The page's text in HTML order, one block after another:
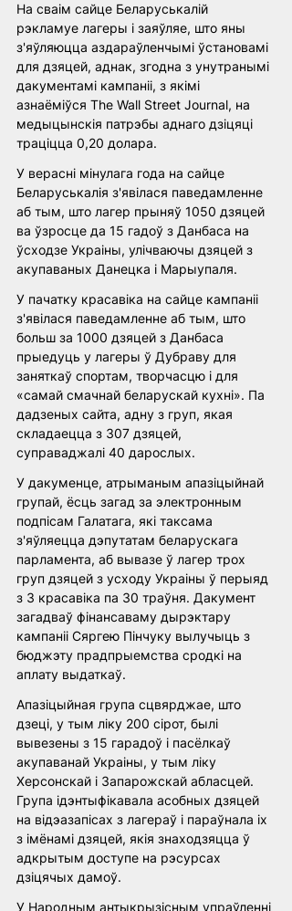
На сваім сайце Беларуськалій
рэкламуе лагеры і заяўляе, што яны
з'яўляюцца аздараўленчымі ўстановамі
для дзяцей, аднак, згодна з унутранымі
дакументамі кампаніі, з якімі
азнаёміўся The Wall Street Journal, на
медыцынскія патрэбы аднаго дзіцяці
траціцца 0,20 долара.
У верасні мінулага года на сайце
Беларуськалія з'явілася паведамленне
аб тым, што лагер прыняў 1050 дзяцей
ва ўзросце да 15 гадоў з Данбаса на
ўсходзе Украіны, улічваючы дзяцей з
акупаваных Данецка і Марыупаля.
У пачатку красавіка на сайце кампаніі
з'явілася паведамленне аб тым, што
больш за 1000 дзяцей з Данбаса
прыедуць у лагеры ў Дубраву для
заняткаў спортам, творчасцю і для
«самай смачнай беларускай кухні». Па
дадзеных сайта, адну з груп, якая
складаецца з 307 дзяцей,
суправаджалі 40 дарослых.
У дакуменце, атрыманым апазіцыйнай
групай, ёсць загад за электронным
подпісам Галатага, які таксама
з'яўляецца дэпутатам беларускага
парламента, аб вывазе ў лагер трох
груп дзяцей з усходу Украіны ў перыяд
з 3 красавіка па 30 траўня. Дакумент
загадваў фінансаваму дырэктару
кампаніі Сяргею Пінчуку вылучыць з
бюджэту прадпрыемства сродкі на
аплату выдаткаў.
Апазіцыйная група сцвярджае, што
дзеці, у тым ліку 200 сірот, былі
вывезены з 15 гарадоў і пасёлкаў
акупаванай Украіны, у тым ліку
Херсонскай і Запарожскай абласцей.
Група ідэнтыфікавала асобных дзяцей
на відэазапісах з лагераў і параўнала іх
з імёнамі дзяцей, якія знаходзяцца ў
адкрытым доступе на рэсурсах
дзіцячых дамоў.
У Народным антыкрызісным упраўленні